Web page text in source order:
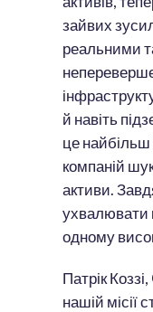
зайвих
реальними
й навіть
це найбільш
компаній
активи.
ухвалювати
одному
Патрік
нашій місії